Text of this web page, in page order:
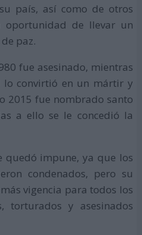
país, así como de otros
oportunidad de llevar un
paz.
fue asesinado, mientras
convirtió en un mártir y
2015 fue nombrado santo
a ello se le concedió la
quedó impune, ya que los
condenados, pero su
vigencia para todos los
torturados y asesinados